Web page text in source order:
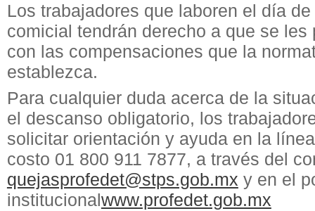
Los trabajadores que laboren el día
comicial tendrán derecho a que se les
con las compensaciones que la
establezca.
Para cualquier duda acerca de la
el descanso obligatorio, los
solicitar orientación y ayuda en la
costo 01 800 911 7877, a través del
quejasprofedet@stps.gob.mx y en el
institucionalwww.profedet.gob.mx